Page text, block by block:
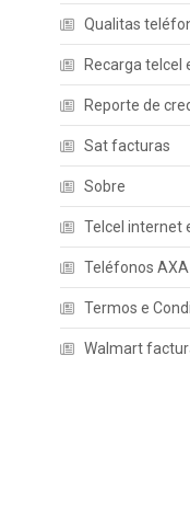
Qualitas
Recarga telcel
Reporte de
Sat facturas
Sobre
Telcel internet
Teléfonos
Termos e
Walmart